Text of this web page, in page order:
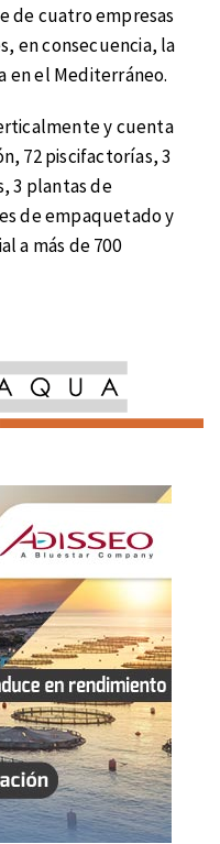
de cuatro empresas
en consecuencia, la
en el Mediterráneo.
y cuenta
72 piscifactorías, 3
3 plantas de
de empaquetado y
a más de 700